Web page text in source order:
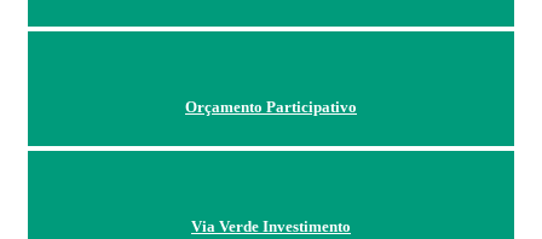
Orçamento Participativo
Via Verde Investimento